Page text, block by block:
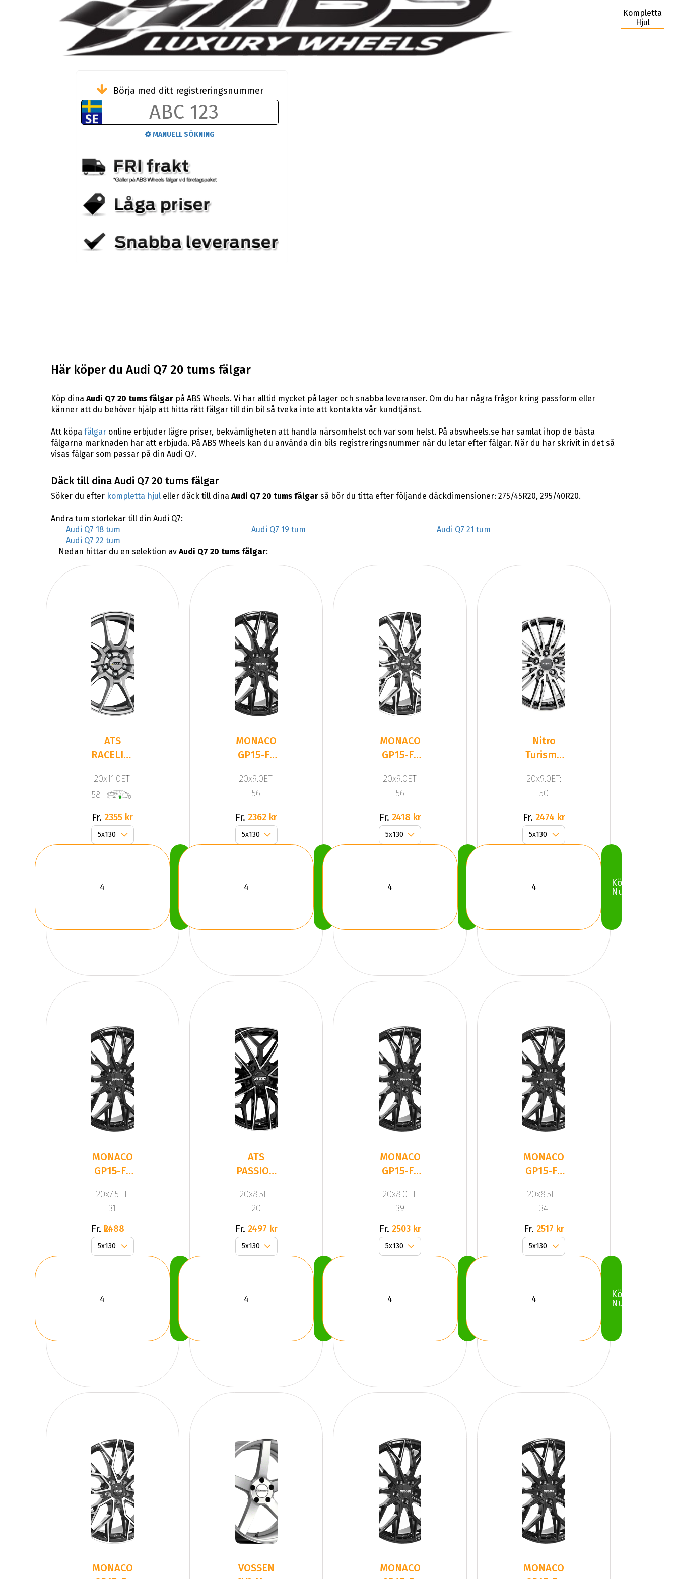
Kompletta
Hjul
Börja med ditt registreringsnummer
MANUELL SÖKNING
Här köper du Audi Q7 20 tums fälgar
Köp dina Audi Q7 20 tums fälgarpå ABS Wheels. Vi har alltid mycket på lager och snabba leveranser. Om du har några frågor kring passform eller
känner att du behöver hjälp att hitta rätt fälgar till din bil så tveka inte att kontakta vår kundtjänst.
Att köpa fälgaronline erbjuder lägre priser, bekvämligheten att handla närsomhelst och var som helst. På abswheels.se har samlat ihop de bästa
fälgarna marknaden har att erbjuda. På ABS Wheels kan du använda din bils registreringsnummer när du letar efter fälgar. När du har skrivit in det så
visas fälgar som passar på din Audi Q7.
Däck till dina Audi Q7 20 tums fälgar
Söker du efter kompletta hjuleller däck till dina Audi Q7 20 tums fälgarså bör du titta efter följande däckdimensioner: 275/45R20, 295/40R20.
Andra tum storlekar till din Audi Q7:
Audi Q7 18 tum
Audi Q7 19 tum
Audi Q7 21 tum
Audi Q7 22 tum
Nedan hittar du en selektion av Audi Q7 20 tums fälgar:
ATS
RACELIGHT
Silver
20x11.0ET:
58
Fr. 2355 kr
MONACO
GP15-FF
Black
20x9.0ET:
56
Fr. 2362 kr
MONACO
GP15-FF
Black /
Polis
20x9.0ET:
56
Fr. 2418 kr
Nitro
Turismo
G.Gun/Pol
20x9.0ET:
50
Fr. 2474 kr
Köp
Nu
MONACO
GP15-FF
Black
20x7.5ET:
31
Fr. 2488 kr
ATS
PASSION
Black /
Polished
20x8.5ET:
20
Fr. 2497 kr
MONACO
GP15-FF
Black
20x8.0ET:
39
Fr. 2503 kr
MONACO
GP15-FF
Black
20x8.5ET:
34
Fr. 2517 kr
Köp
Nu
MONACO
VOSSEN
MONACO
MONACO